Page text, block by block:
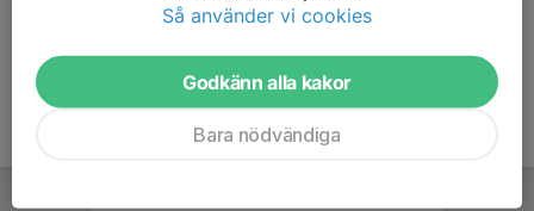
Så använder vi cookies
Godkänn alla kakor
Bara nödvändiga